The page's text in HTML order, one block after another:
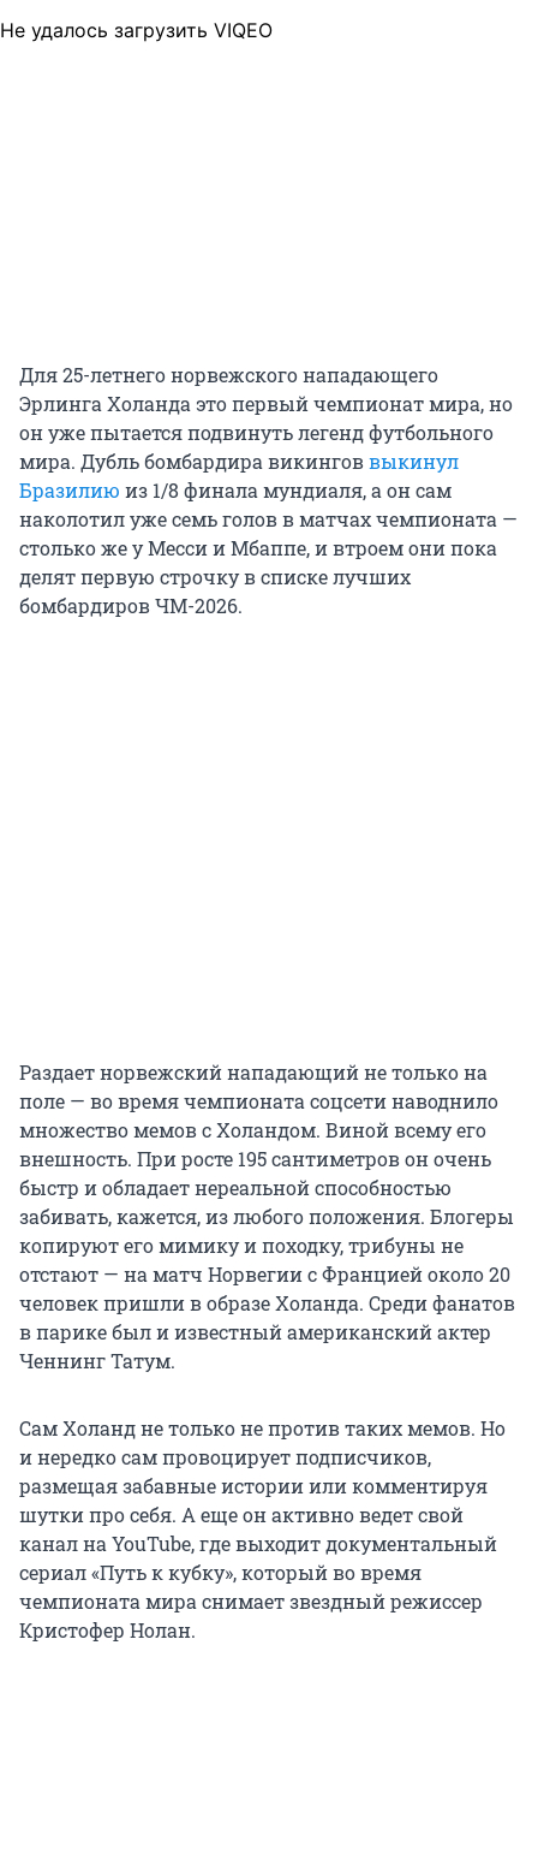
Не удалось загрузить VIQEO
Для 25-летнего норвежского нападающего
Эрлинга Холанда это первый чемпионат мира, но
он уже пытается подвинуть легенд футбольного
мира. Дубль бомбардира викинговвыкинул
Бразилию из 1/8 финала мундиаля, а он сам
наколотил уже семь голов в матчах чемпионата —
столько же у Месси и Мбаппе, и втроем они пока
делят первую строчку в списке лучших
бомбардировЧМ-2026.
Раздает норвежский нападающий не только на
поле — во время чемпионата соцсети наводнило
множество мемов с Холандом. Виной всему его
внешность. При росте 195сантиметров он очень
быстр и обладает нереальной способностью
забивать, кажется, из любого положения. Блогеры
копируют его мимику и походку, трибуны не
отстают — на матч Норвегии с Францией около 20
человек пришли в образе Холанда. Среди фанатов
в парике был и известный американский актер
Ченнинг Татум.
Сам Холанд не только не против таких мемов. Но
и нередко сам провоцирует подписчиков,
размещая забавные истории или комментируя
шутки про себя. А еще он активно ведет свой
канал на YouTube, где выходит документальный
сериал «Путь к кубку», который во время
чемпионата мира снимает звездный режиссер
Кристофер Нолан.